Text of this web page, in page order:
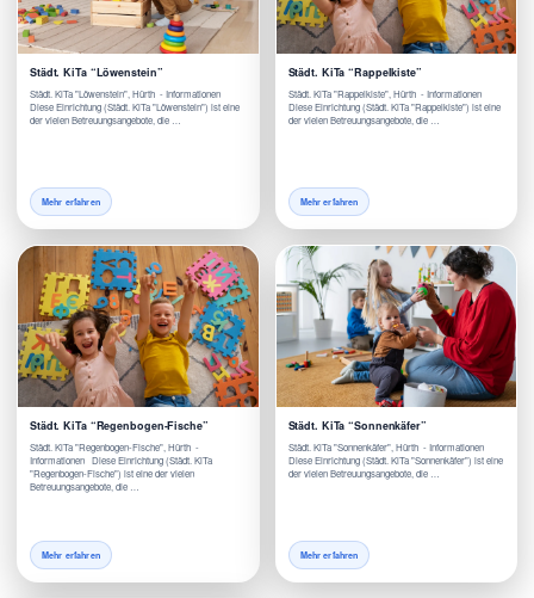
Städt. KiTa “Löwenstein”
Städt. KiTa "Löwenstein", Hürth - Informationen
Diese Einrichtung (Städt. KiTa "Löwenstein") ist eine
der vielen Betreuungsangebote, die …
Mehr erfahren
Städt. KiTa “Rappelkiste”
Städt. KiTa "Rappelkiste", Hürth - Informationen
Diese Einrichtung (Städt. KiTa "Rappelkiste") ist eine
der vielen Betreuungsangebote, die …
Mehr erfahren
Städt. KiTa “Regenbogen-Fische”
Städt. KiTa "Regenbogen-Fische", Hürth -
Informationen Diese Einrichtung (Städt. KiTa
"Regenbogen-Fische") ist eine der vielen
Betreuungsangebote, die …
Mehr erfahren
Städt. KiTa “Sonnenkäfer”
Städt. KiTa "Sonnenkäfer", Hürth - Informationen
Diese Einrichtung (Städt. KiTa "Sonnenkäfer") ist eine
der vielen Betreuungsangebote, die …
Mehr erfahren